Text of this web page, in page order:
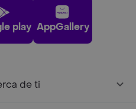
play AppGallery
de ti